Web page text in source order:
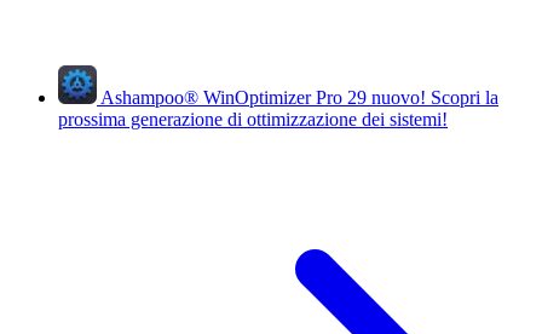
Ashampoo® WinOptimizer Pro 29 nuovo! Scopri la
prossima generazione di ottimizzazione dei sistemi!